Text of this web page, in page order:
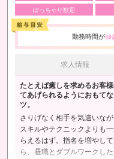
ぽっちゃり歓迎
勤務時間が8
求人情報
たとえば癒しを求めるお客
てあげられるようにおもて
ツ。
さりげなく相手を気遣いな
スキルやテクニックよりも
らえるはず。指名を増やし
ら、昼職とダブルワークし